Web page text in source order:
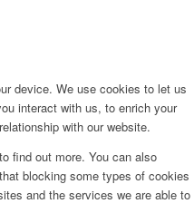
device. We use cookies to let us
interact with us, to enrich your
with our website.
find out more. You can also
blocking some types of cookies
and the services we are able to